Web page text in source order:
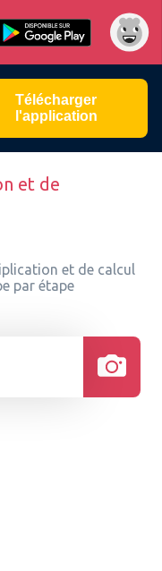
Télécharger
l'application
et de
et de calcul
par étape